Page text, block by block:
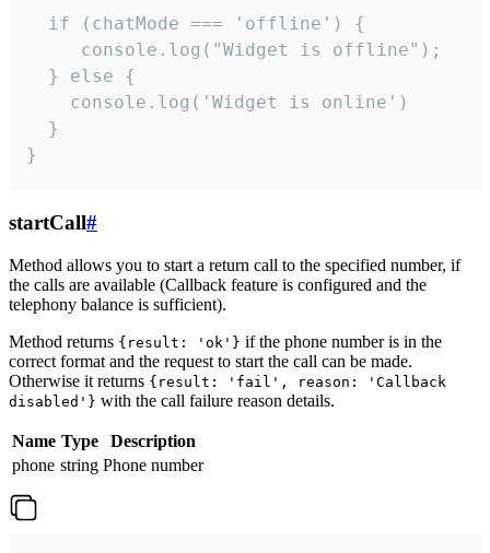
  if (chatMode === 'offline') {
     console.log("Widget is offline");
  } else {
    console.log('Widget is online')
  }
}
startCall#
Method allows you to start a return call to the specified number, if
the calls are available (Callback feature is configured and the
telephony balance is sufficient).
Method returns {result: 'ok'} if the phone number is in the
correct format and the request to start the call can be made.
Otherwise it returns {result: 'fail', reason: 'Callback
disabled'} with the call failure reason details.
Name Type
Description
phone string Phone number